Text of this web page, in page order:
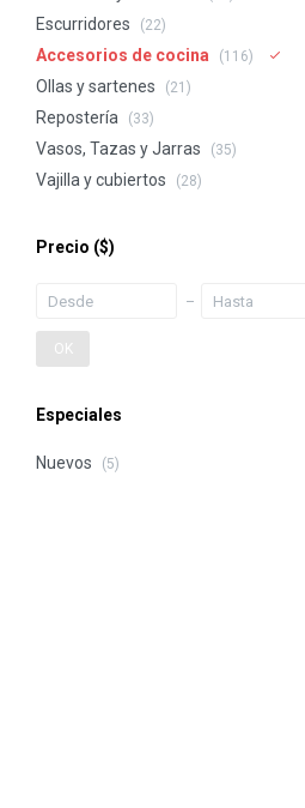
Escurridores (22)
Accesorios de cocina (116)
Ollas y sartenes (21)
Repostería (33)
Vasos, Tazas y Jarras (35)
Vajilla y cubiertos (28)
Precio ($)
OK
Especiales
Nuevos (5)